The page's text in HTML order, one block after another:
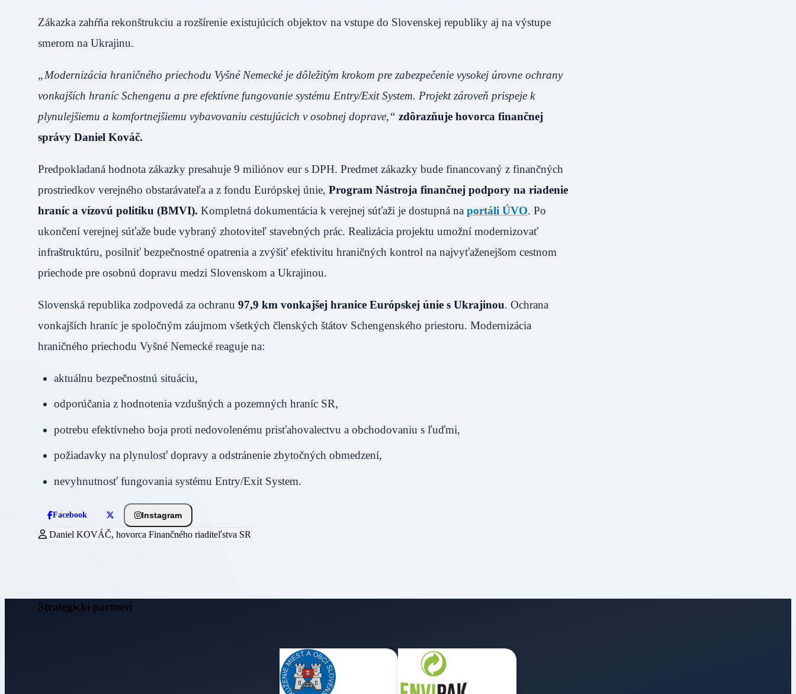
Zákazka zahŕňa rekonštrukciu a rozšírenie existujúcich objektov na vstupe do Slovenskej republiky aj na výstupe
smerom na Ukrajinu.
„Modernizácia hraničného priechodu Vyšné Nemecké je dôležitým krokom pre zabezpečenie vysokej úrovne ochrany
vonkajších hraníc Schengenu a pre efektívne fungovanie systému Entry/Exit System. Projekt zároveň prispeje k
plynulejšiemu a komfortnejšiemu vybavovaniu cestujúcich v osobnej doprave,“ zdôrazňuje hovorca finančnej
správy Daniel Kováč.
Predpokladaná hodnota zákazky presahuje 9 miliónov eur s DPH. Predmet zákazky bude financovaný z finančných
prostriedkov verejného obstarávateľa a z fondu Európskej únie, Program Nástroja finančnej podpory na riadenie
hraníc a vízovú politiku (BMVI). Kompletná dokumentácia k verejnej súťaži je dostupná na portáli ÚVO. Po
ukončení verejnej súťaže bude vybraný zhotoviteľ stavebných prác. Realizácia projektu umožní modernizovať
infraštruktúru, posilniť bezpečnostné opatrenia a zvýšiť efektivitu hraničných kontrol na najvyťaženejšom cestnom
priechode pre osobnú dopravu medzi Slovenskom a Ukrajinou.
Slovenská republika zodpovedá za ochranu 97,9 km vonkajšej hranice Európskej únie s Ukrajinou. Ochrana
vonkajších hraníc je spoločným záujmom všetkých členských štátov Schengenského priestoru. Modernizácia
hraničného priechodu Vyšné Nemecké reaguje na:
aktuálnu bezpečnostnú situáciu,
odporúčania z hodnotenia vzdušných a pozemných hraníc SR,
potrebu efektívneho boja proti nedovolenému prisťahovalectvu a obchodovaniu s ľuďmi,
požiadavky na plynulosť dopravy a odstránenie zbytočných obmedzení,
nevyhnutnosť fungovania systému Entry/Exit System.
Facebook Instagram
Daniel KOVÁČ, hovorca Finančného riaditeľstva SR
Strategickí partneri